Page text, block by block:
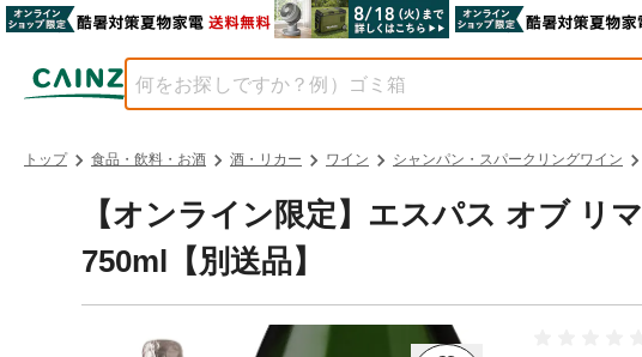
トップ 食品・飲料・お酒 酒・リカー ワイン シャンパン・スパークリングワイン
【オンライン限定】エスパス オブ リ
750ml【別送品】